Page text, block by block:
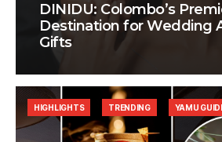
DINIDU: Colombo’s
Destination for Wedding
Gifts
HIGHLIGHTS TRENDING YAMU